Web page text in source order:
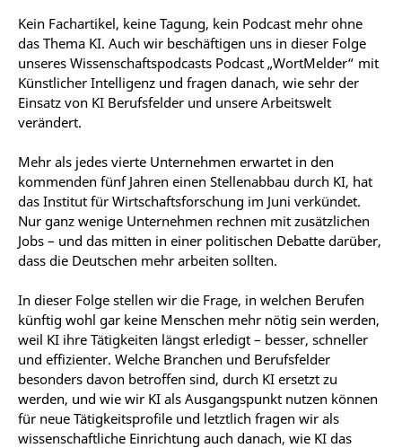
Kein Fachartikel, keine Tagung, kein Podcast mehr ohne
das Thema KI. Auch wir beschäftigen uns in dieser Folge
unseres Wissenschaftspodcasts Podcast „WortMelder“ mit
Künstlicher Intelligenz und fragen danach, wie sehr der
Einsatz von KI Berufsfelder und unsere Arbeitswelt
verändert.
Mehr als jedes vierte Unternehmen erwartet in den
kommenden fünf Jahren einen Stellenabbau durch KI, hat
das Institut für Wirtschaftsforschung im Juni verkündet.
Nur ganz wenige Unternehmen rechnen mit zusätzlichen
Jobs – und das mitten in einer politischen Debatte darüber,
dass die Deutschen mehr arbeiten sollten.
In dieser Folge stellen wir die Frage, in welchen Berufen
künftig wohl gar keine Menschen mehr nötig sein werden,
weil KI ihre Tätigkeiten längst erledigt – besser, schneller
und effizienter. Welche Branchen und Berufsfelder
besonders davon betroffen sind, durch KI ersetzt zu
werden, und wie wir KI als Ausgangspunkt nutzen können
für neue Tätigkeitsprofile und letztlich fragen wir als
wissenschaftliche Einrichtung auch danach, wie KI das